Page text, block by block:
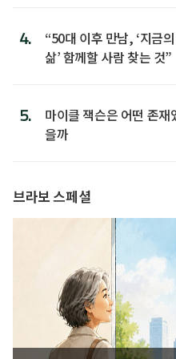
4.
“50대 이후 만남, ‘지금의
삶’ 함께할 사람 찾는 것”
5.
마이클 잭슨은 어떤 존재
을까
브라보 스페셜